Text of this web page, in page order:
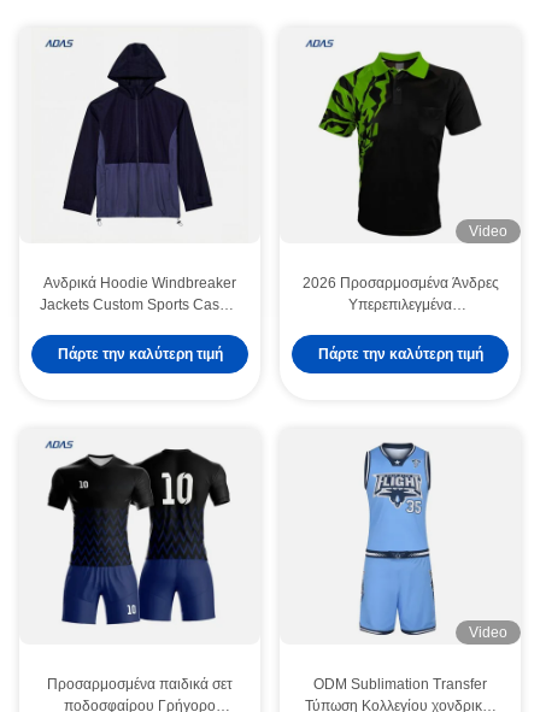
Ανδρικά Hoodie Windbreaker
Jackets Custom Sports Casual
Jacket Κατασκευαστής
Πάρτε την καλύτερη τιμή
Video
2026 Προσαρμοσμένα Άνδρες
Υπερεπιλεγμένα
Custom Sublimation Άνδρες
Darts Polo Shirt
Πάρτε την καλύτερη τιμή
Προσαρμοσμένα παιδικά σετ
ποδοσφαίρου Γρήγορο
Video
ODM Sublimation Transfer
Τύπωση Κολλεγίου χονδρικές